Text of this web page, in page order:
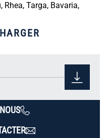
Targa, Bavaria,